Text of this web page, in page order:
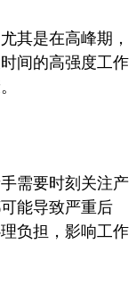
是在高峰期，
间的高强度工作
需要时刻关注产
能导致严重后
负担，影响工作